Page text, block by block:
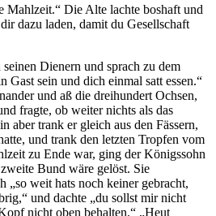
Mahlzeit.“ Die Alte lachte boshaft und
dazu laden, damit du Gesellschaft
Dienern und sprach zu dem
Gast sein und dich einmal satt essen.“
und aß die dreihundert Ochsen,
fragte, ob weiter nichts als das
aber trank er gleich aus den Fässern,
und trank den letzten Tropfen vom
zu Ende war, ging der Königssohn
Bund wäre gelöst. Sie
„so weit hats noch keiner gebracht,
und dachte „du sollst mir nicht
nicht oben behalten.“ „Heut